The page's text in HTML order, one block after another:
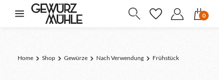
springen
0
Home Shop Gewürze Nach Verwendung Frühstück